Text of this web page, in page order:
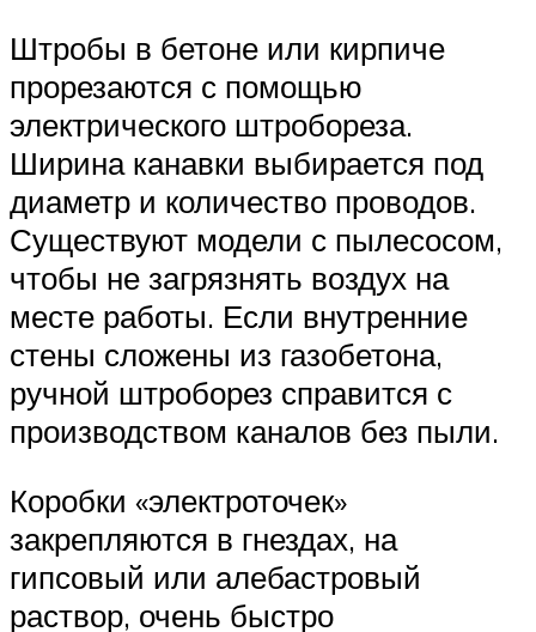
Штробы в бетоне или кирпиче
прорезаются с помощью
электрического штробореза.
Ширина канавки выбирается под
диаметр и количество проводов.
Существуют модели с пылесосом,
чтобы не загрязнять воздух на
месте работы. Если внутренние
стены сложены из газобетона,
ручной штроборез справится с
производством каналов без пыли.
Коробки «электроточек»
закрепляются в гнездах, на
гипсовый или алебастровый
раствор, очень быстро